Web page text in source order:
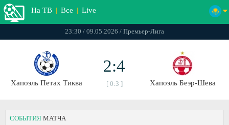
На ТВ | Все | Live
23:30 / 09.05.2026 / Премьер-Лига
Хапоэль Петах Тиква
2:4
[ 0:3 ] Хапоэль Беэр-Шева
СОБЫТИЯ МАТЧА